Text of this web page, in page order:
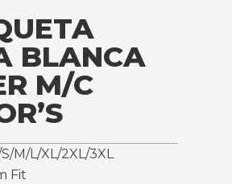
BLANCA
M/C
M/L/XL/2XL/3XL
Fit